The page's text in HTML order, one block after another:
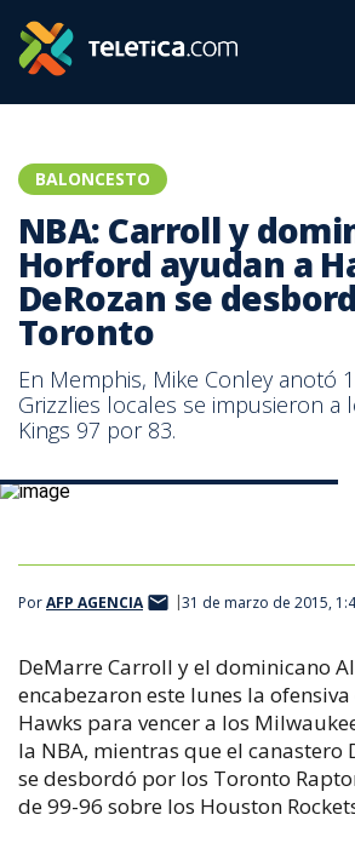
BALONCESTO
NBA: Carroll y
Horford ayudan a
DeRozan se
Toronto
En Memphis, Mike Conley anotó
Grizzlies locales se impusieron a
Kings 97 por 83.
PorAFP AGENCIA 31 de marzo de 2015,
DeMarre Carroll y el dominicano
encabezaron este lunes la
Hawks para vencer a los
la NBA, mientras que el canastero
se desbordó por los Toronto
de 99-96 sobre los Houston